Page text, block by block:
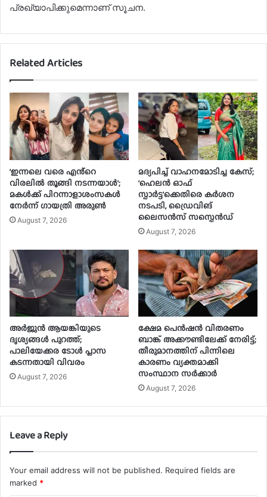
പ്രഖ്യാപിക്കുമെന്നാണ് സൂചന.
Related Articles
‘ഇന്നലെ വരെ എൻ്റെ
വിരലിൽ തൂങ്ങി നടന്നയാൾ’;
മകൾ‌ക്ക് പിറന്നാളാശംസകൾ
നേർന്ന് ഗായത്രി അരുൺ
August 7, 2026
മദ്യപിച്ച് വാഹനമോടിച്ച കേസ്;
‘ഹെലൻ ഓഫ്
സ്പാർട്ട’ക്കെതിരെ കർശന
നടപടി, ഡ്രൈവിങ്
ലൈസൻസ് സസ്പെൻഡ്
August 7, 2026
അർജുൻ ആയങ്കിയുടെ
ദൃശ്യങ്ങൾ പുറത്ത്;
പാലിയേക്കര ടോൾ പ്ലാസ
കടന്നതായി വിവരം
August 7, 2026
ക്ഷേമ പെൻഷൻ വിതരണം
ബാങ്ക് അക്കൗണ്ടിലേക്ക് നേരിട്ട്;
തീരുമാനത്തിന് പിന്നിലെ
കാരണം വ്യക്തമാക്കി
സംസ്ഥാന സർക്കാർ
August 7, 2026
Leave a Reply
Your email address will not be published. Required fields are
marked *